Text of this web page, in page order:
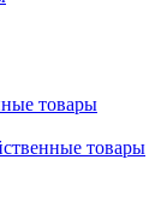
товары
товары